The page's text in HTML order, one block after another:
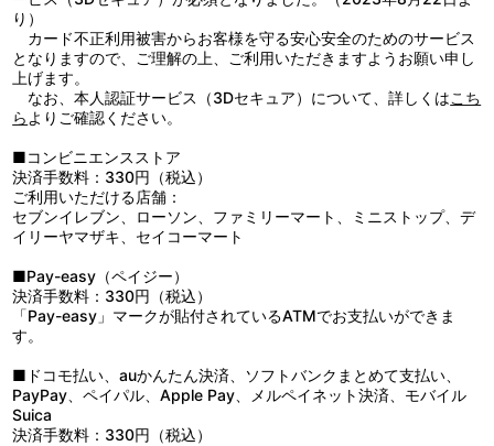
●生地の裁断箇所によって商品一点ごとにパターン(柄)の位置が異
なっている場合がございますが、不良品には該当いたしません。こ
ちらの理由による交換・返品はできかねますので、あらかじめご了
承ください。
●本来の用途以外で使用しないでください。思わぬ事故のおそれが
ありますので、乳幼児または小さなお子様には絶対に与えないでく
●小さい部品があります。ちっ息などのおそれがありますので、口
の中には絶対に入れないでください。
●ゴムを強く引っ張りますと破損の原因になりますのでお避けくだ
さい。
●腕や指に強く巻き付けるようなことはしないでください。
げたり、無理に引っ張ったりしないでください。
●高温多湿、直射日光を避け、お子様の手の届かないところに保管
してください。
●商品の特性上、とがった部分があります。取り扱いには十分ご注
●汚れた場合は、水や薄めた中性洗剤を含ませ固く絞った布でやさ
しく拭きとってください。
●ベンジンやシンナー、アルコール系溶剤などを使用しますと、変
色?変形・破損の原因になりますのでお避けください。
り）
カード不正利用被害からお客様を守る安心安全のためのサービス
となりますので、ご理解の上、ご利用いただきますようお願い申し
上げます。
なお、本人認証サービス（3Dセキュア）について、詳しくはこち
ら よりご確認ください。
■コンビニエンスストア
決済手数料：330円（税込）
ご利用いただける店舗：
セブンイレブン、ローソン、ファミリーマート、ミニストップ、デ
イリーヤマザキ、セイコーマート
■Pay-easy（ペイジー）
決済手数料：330円（税込）
「Pay-easy」マークが貼付されているATMでお支払いができま
す。
■ドコモ払い、auかんたん決済、ソフトバンクまとめて支払い、
PayPay、ペイパル、Apple Pay、メルペイネット決済、モバイル
Suica
決済手数料：330円（税込）